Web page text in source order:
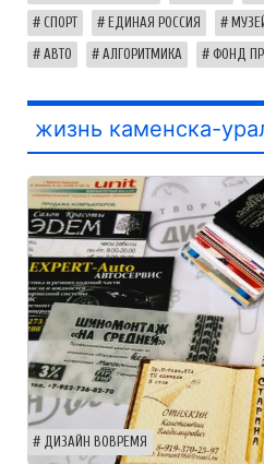
СПОРТ ЕДИНАЯ РОССИЯ
АВТО АЛГОРИТМИКА ФОНД
жизнь каменска-
ДИЗАЙН ВОВРЕМЯ